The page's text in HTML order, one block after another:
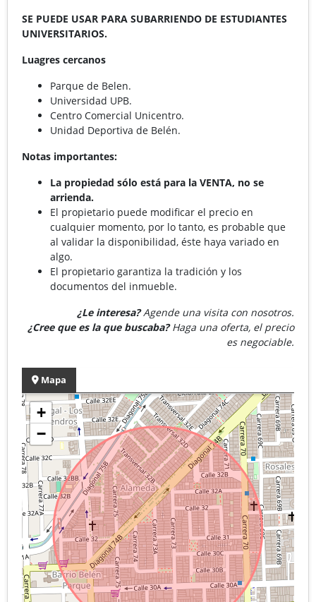
SE PUEDE USAR PARA SUBARRIENDO DE ESTUDIANTES
UNIVERSITARIOS.
Luagres cercanos
Parque de Belen.
Universidad UPB.
Centro Comercial Unicentro.
Unidad Deportiva de Belén.
Notas importantes:
La propiedad sólo está para la VENTA, no se
arrienda.
El propietario puede modificar el precio en
cualquier momento, por lo tanto, es probable que
al validar la disponibilidad, éste haya variado en
algo.
El propietario garantiza la tradición y los
documentos del inmueble.
¿Le interesa?Agende una visita con nosotros.
¿Cree que es la que buscaba?Haga una oferta, el precio
es negociable.
Mapa
+
−